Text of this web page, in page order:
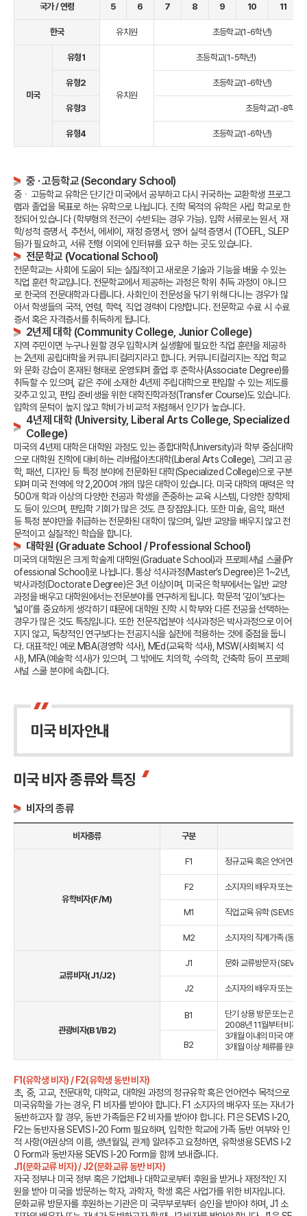
국가 / 연령 5 6 7 8 9 10 11
한국 유치원 초등학교(1-6학년)
미국
유형1
유치원
초등학교(1-5학년)
유형2 초등학교(1-6학년)
유형3 초등학교(1-8학년)
유형4 초등학교(1-6학년)
중 · 고등학교 (Secondary School)
중ㆍ고등학교 유학은 단기간 미국에서 공부하고 다시 귀국하는 교환학생 프로그
램과 졸업을 목표로 하는 유학으로 나뉩니다. 진학 목적의 유학은 사립 학교로 한
정되어 있습니다 (학부형의 전근이 수반되는 경우 가능). 입학 서류로는 원서, 재
학/성적 증명서, 추천서, 에세이, 재정 증명서, 영어 실력 증명서 (TOEFL, SLEP
등)가 필요하고, 서류 전형 이외에 인터뷰를 요구 하는 곳도 있습니다.
전문학교 (Vocational School)
전문학교는 사회에 도움이 되는 실질적이고 새로운 기술과 기능을 배울 수 있는
직업 훈련 학교입니다. 전문학교에서 제공하는 과정은 학위 취득 과정이 아니므
로 한국의 전문대학과 다릅니다. 사회인이 전문성을 닦기 위해 다니는 경우가 많
아서 학생들의 국적, 연령, 학력, 직업 경력이 다양합니다.전문학교 수료 시 수료
증서 혹은 자격증서를 취득하게 됩니다.
2년제 대학 (Community College, Junior College)
지역 주민이면 누구나 원할 경우 입학시켜 실생활에 필요한 직업 훈련을 제공하
는 2년제 공립대학을 커뮤니티컬리지라고 합니다. 커뮤니티컬리지는 직업 학교
와 문화 강습이 혼재된 형태로 운영되며 졸업 후 준학사(Associate Degree)를
취득할 수 있으며, 같은 주에 소재한 4년제 주립대학으로 편입할 수 있는 제도를
갖추고 있고, 편입 준비생을 위한 대학진학과정(Transfer Course)도 있습니다.
입학의 문턱이 높지 않고 학비가 비교적 저렴해서 인기가 높습니다.
4년제 대학 (University, Liberal Arts College, Specialized
College)
미국의 4년제 대학은 대학원 과정도 있는 종합대학(University)과 학부 중심대학
으로 대학원 진학에 대비하는 리버럴아츠대학(Liberal Arts College), 그리고 공
학, 패션, 디자인 등 특정 분야에 전문화된 대학(Specialized College)으로 구분
되며 미국 전역에 약 2,200여 개의 많은 대학이 있습니다. 미국 대학의 매력은 약
500개 학과 이상의 다양한 전공과 학생을 존중하는 교육 시스템, 다양한 장학제
도 등이 있으며, 편입학 기회가 많은 것도 큰 장점입니다. 또한 미술, 음악, 패션
등 특정 분야만을 취급하는 전문화된 대학이 많으며, 일반 교양을 배우지 않고 전
문적이고 실질적인 학습을 합니다.
대학원 (Graduate School / Professional School)
미국의 대학원은 크게 학술계 대학원(Graduate School)과 프로페셔널 스쿨(Pr
ofessional School)로 나뉩니다. 통상 석사과정(Master’s Degree)은 1~2년,
박사과정(Doctorate Degree)은 3년 이상이며, 미국은 학부에서는 일반 교양
과정을 배우고 대학원에서는 전문분야를 연구하게 됩니다. 학문적 ‘깊이’보다는
‘넓이’를 중요하게 생각하기 때문에 대학원 진학 시 학부와 다른 전공을 선택하는
경우가 많은 것도 특징입니다. 또한 전문직업분야 석사과정은 박사과정으로 이어
지지 않고, 독창적인 연구보다는 전공지식을 실전에 적용하는 것에 중점을 둡니
다. 대표적인 예로 MBA(경영학 석사), MEd(교육학 석사), MSW(사회복지 석
사), MFA(예술학 석사)가 있으며, 그 밖에도 치의학, 수의학, 건축학 등이 프로페
셔널 스쿨 분야에 속합니다.
미국 비자안내
미국 비자 종류와 특징
비자의 종류
비자종류 구분
유학비자(F/M)
F1 정규교육 혹은 언어연수
F2 소지자의 배우자 또는 자
M1 직업교육 유학 (SEVIS I-
M2 소지자의 직계가족 (동반
교류비자(J1/J2)
J1 문화 교류방문자 (SEVIS
J2 소지자의 배우자 또는 자
관광비자(B1/B2)
B1
단기 상용 방문 또는 관광
2008년 11월부터 비자면
3개월 이내의 미국 여행,
3개월 이상 체류를 원하
B2
F1(유학생 비자) / F2(유학생 동반 비자)
초, 중, 고교, 전문대학, 대학교, 대학원 과정의 정규유학 혹은 언어연수 목적으로
미국유학을 가는 경우, F1 비자를 받아야 합니다. F1 소지자의 배우자 또는 자녀가
동반하고자 할 경우, 동반 가족들은 F2 비자를 받아야 합니다. F1은 SEVIS I-20,
F2는 동반자용 SEVIS I-20 Form 필요하며, 입학한 학교에 가족 동반 여부와 인
적 사항(여권상의 이름, 생년월일, 관계) 알려주고 요청하면, 유학생용 SEVIS I-2
0 Form과 동반자용 SEVIS I-20 Form을 함께 보내줍니다.
J1(문화교류 비자) / J2(문화교류 동반 비자)
자국 정부나 미국 정부 혹은 기업체나 대학교로부터 후원을 받거나 재정적인 지
원을 받아 미국을 방문하는 학자, 과학자, 학생 혹은 사업가를 위한 비자입니다.
문화교류 방문자를 후원하는 기관은 미 국무부로부터 승인을 받아야 하며, J1 소